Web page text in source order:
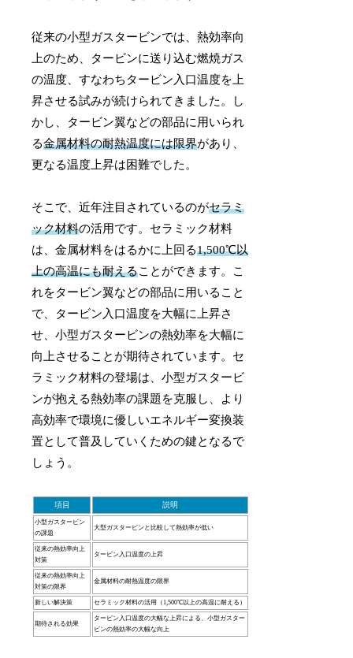
従来の小型ガスタービンでは、熱効率向
上のため、タービンに送り込む燃焼ガス
の温度、すなわちタービン入口温度を上
昇させる試みが続けられてきました。し
かし、タービン翼などの部品に用いられ
る金属材料の耐熱温度には限界があり、
更なる温度上昇は困難でした。
そこで、近年注目されているのがセラミ
ック材料の活用です。セラミック材料
は、金属材料をはるかに上回る1,500℃以
上の高温にも耐えることができます。こ
れをタービン翼などの部品に用いること
で、タービン入口温度を大幅に上昇さ
せ、小型ガスタービンの熱効率を大幅に
向上させることが期待されています。セ
ラミック材料の登場は、小型ガスタービ
ンが抱える熱効率の課題を克服し、より
高効率で環境に優しいエネルギー変換装
置として普及していくための鍵となるで
しょう。
項目 説明
小型ガスタービン
の課題
大型ガスタービンと比較して熱効率が低い
従来の熱効率向上
対策
タービン入口温度の上昇
従来の熱効率向上
対策の限界
金属材料の耐熱温度の限界
新しい解決策 セラミック材料の活用（1,500℃以上の高温に耐える）
期待される効果
タービン入口温度の大幅な上昇による、小型ガスター
ビンの熱効率の大幅な向上